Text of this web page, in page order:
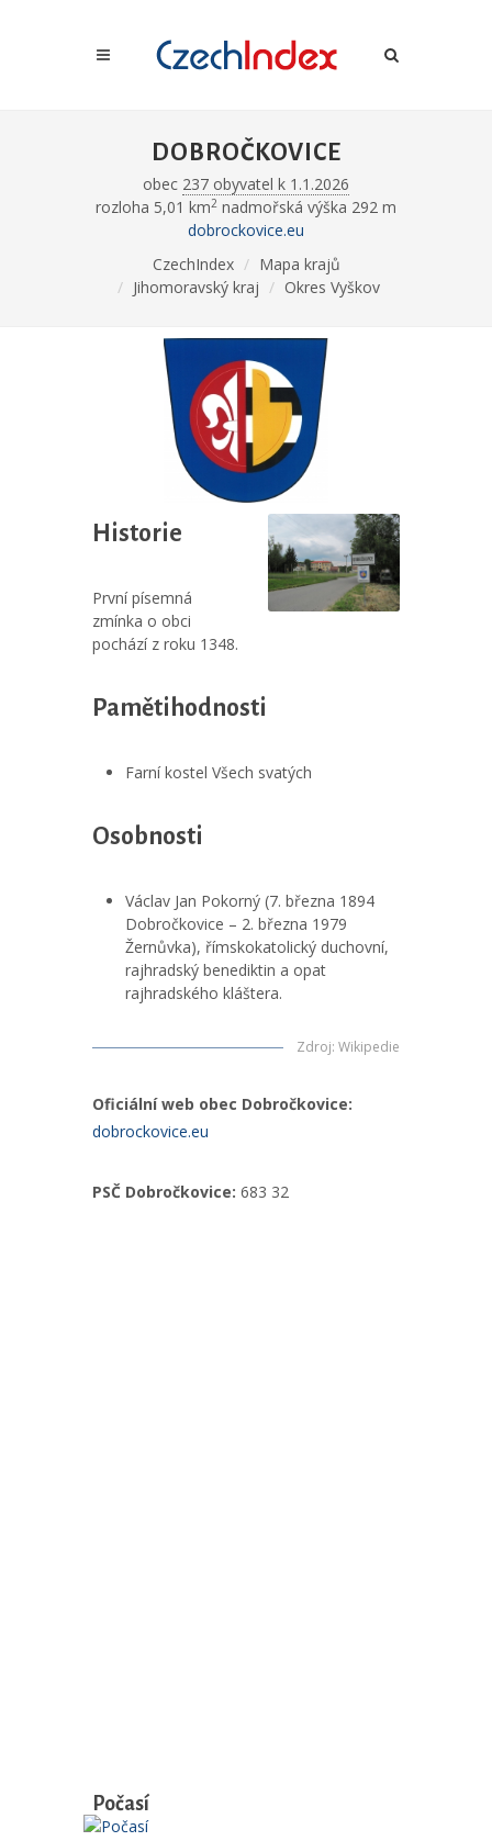
DOBROČKOVICE
obec 237 obyvatel k 1.1.2026
rozloha 5,01 km2 nadmořská výška 292 m
dobrockovice.eu
CzechIndex
Mapa krajů
Jihomoravský kraj
Okres Vyškov
Historie
První písemná
zmínka o obci
pochází z roku 1348.
Pamětihodnosti
Farní kostel Všech svatých
Osobnosti
Václav Jan Pokorný (7. března 1894
Dobročkovice – 2. března 1979
Žernůvka), římskokatolický duchovní,
rajhradský benediktin a opat
rajhradského kláštera.
Zdroj: Wikipedie
Oficiální web obec Dobročkovice:
dobrockovice.eu
PSČ Dobročkovice: 683 32
Počasí